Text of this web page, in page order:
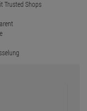
Trusted Shops